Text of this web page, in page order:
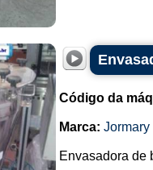
Código da
Marca: Jormary
Envasadora de